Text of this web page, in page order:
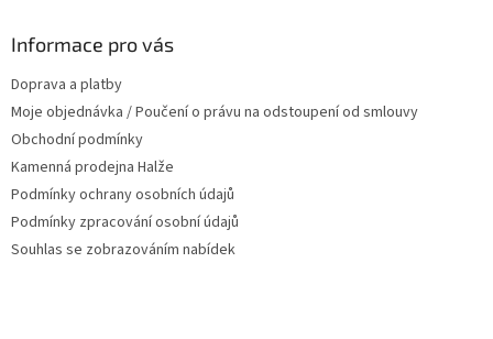
Informace pro vás
Doprava a platby
Moje objednávka / Poučení o právu na odstoupení od smlouvy
Obchodní podmínky
Kamenná prodejna Halže
Podmínky ochrany osobních údajů
Podmínky zpracování osobní údajů
Souhlas se zobrazováním nabídek